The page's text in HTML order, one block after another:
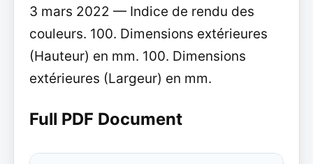
3 mars 2022 — Indice de rendu des
couleurs. 100. Dimensions extérieures
(Hauteur) en mm. 100. Dimensions
extérieures (Largeur) en mm.
Full PDF Document